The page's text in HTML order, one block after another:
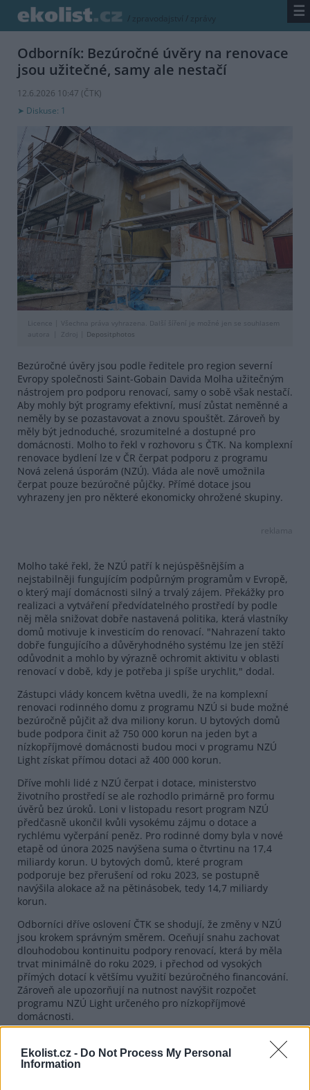
Ekolist.cz - Do Not Process My Personal
Information
/ zpravodajství / zprávy ☰
Odborník: Bezúročné úvěry na renovace
jsou užitečné, samy ale nestačí
12.6.2026 10:47 (ČTK)
Diskuse: 1
Licence |
Všechna práva vyhrazena. Další šíření je možné jen se souhlasem
autora
Zdroj | Depositphotos
Bezúročné úvěry jsou podle ředitele pro region severní
Evropy společnosti Saint-Gobain Davida Molha užitečným
nástrojem pro podporu renovací, samy o sobě však nestačí.
Aby mohly být programy efektivní, musí zůstat neměnné a
neměly by se pozastavovat a znovu spouštět. Zároveň by
měly být jednoduché, srozumitelné a dostupné pro
domácnosti. Molho to řekl v rozhovoru s ČTK. Na komplexní
renovace bydlení lze v ČR čerpat podporu z programu
Nová zelená úsporám (NZÚ). Vláda ale nově umožnila
čerpat pouze bezúročné půjčky. Přímé dotace jsou
vyhrazeny jen pro některé ekonomicky ohrožené skupiny.
reklama
Molho také řekl, že NZÚ patří k nejúspěšnějším a
nejstabilněji fungujícím podpůrným programům v Evropě,
o který mají domácnosti silný a trvalý zájem. Překážky pro
realizaci a vytváření předvídatelného prostředí by podle
něj měla snižovat dobře nastavená politika, která vlastníky
domů motivuje k investicím do renovací. "Nahrazení takto
dobře fungujícího a důvěryhodného systému lze jen stěží
odůvodnit a mohlo by výrazně ochromit aktivitu v oblasti
renovací v době, kdy je potřeba ji spíše urychlit," dodal.
Zástupci vlády koncem května uvedli, že na komplexní
renovaci rodinného domu z programu NZÚ si bude možné
bezúročně půjčit až dva miliony korun. U bytových domů
bude podpora činit až 750 000 korun na jeden byt a
nízkopříjmové domácnosti budou moci v programu NZÚ
Light získat přímou dotaci až 400 000 korun.
Dříve mohli lidé z NZÚ čerpat i dotace, ministerstvo
životního prostředí se ale rozhodlo primárně pro formu
úvěrů bez úroků. Loni v listopadu resort program NZÚ
předčasně ukončil kvůli vysokému zájmu o dotace a
rychlému vyčerpání peněz. Pro rodinné domy byla v nové
etapě od února 2025 navýšena suma o čtvrtinu na 17,4
miliardy korun. U bytových domů, které program
podporuje bez přerušení od roku 2023, se postupně
navýšila alokace až na pětinásobek, tedy 14,7 miliardy
korun.
Odborníci dříve oslovení ČTK se shodují, že změny v NZÚ
jsou krokem správným směrem. Oceňují snahu zachovat
dlouhodobou kontinuitu podpory renovací, která by měla
trvat minimálně do roku 2029, i přechod od vysokých
přímých dotací k většímu využití bezúročného financování.
Zároveň ale upozorňují na nutnost navýšit rozpočet
programu NZÚ Light určeného pro nízkopříjmové
domácnosti.
reklama
Také podle Molha ČR nyní potřebuje zrychlit tempo